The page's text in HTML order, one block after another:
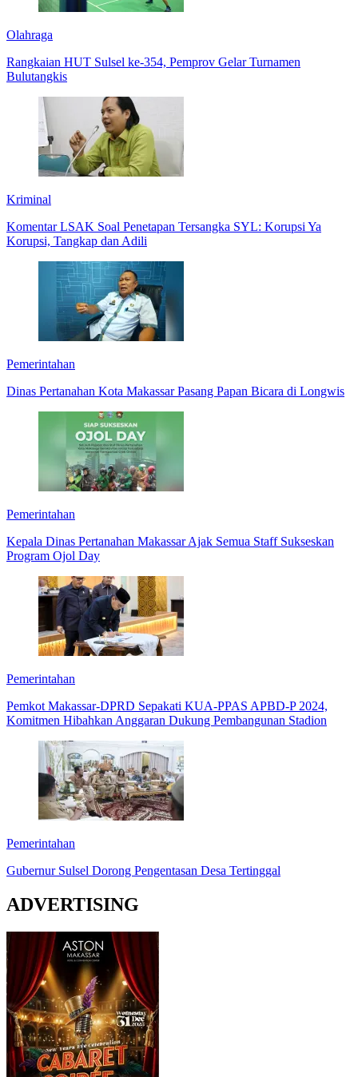
Olahraga
Rangkaian HUT Sulsel ke-354, Pemprov Gelar Turnamen
Bulutangkis
Kriminal
Komentar LSAK Soal Penetapan Tersangka SYL: Korupsi Ya
Korupsi, Tangkap dan Adili
Pemerintahan
Dinas Pertanahan Kota Makassar Pasang Papan Bicara di Longwis
Pemerintahan
Kepala Dinas Pertanahan Makassar Ajak Semua Staff Sukseskan
Program Ojol Day
Pemerintahan
Pemkot Makassar-DPRD Sepakati KUA-PPAS APBD-P 2024,
Komitmen Hibahkan Anggaran Dukung Pembangunan Stadion
Pemerintahan
Gubernur Sulsel Dorong Pengentasan Desa Tertinggal
ADVERTISING